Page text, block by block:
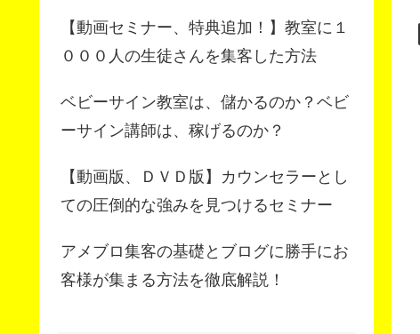
【動画セミナー、特典追加！】教室に１
０００人の生徒さんを集客した方法
ベビーサイン教室は、儲かるのか？ベビ
ーサイン講師は、稼げるのか？
【動画版、ＤＶＤ版】カウンセラーとし
ての圧倒的な強みを見つけるセミナー
アメブロ集客の基礎とブログに勝手にお
客様が集まる方法を徹底解説！